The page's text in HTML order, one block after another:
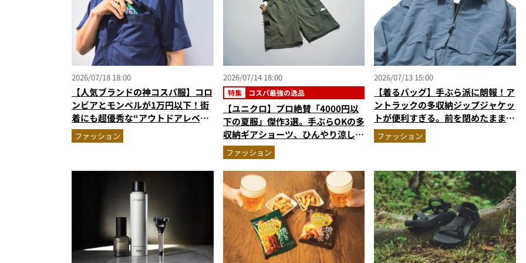
2026/07/18 18:00
【人気ブランドの神コスパ服】コロ
ンビアとモンベルが1万円以下！街
着にも超優秀な“アウトドアレベ
ル”の高機能ウエア2選を徹底解説
ファッション
2026/07/14 18:00
特集 コスパ最強の逸品
【ユニクロ】プロ絶賛「4000円以
下の夏服」傑作3選。手ぶらOKの多
収納ギアショーツ、ひんやり涼しい
パンツほか
ファッション
2026/07/13 15:00
【着るバッグ】手ぶら派に朗報！ア
ントラックの多収納ジップジャケッ
トが便利すぎる。前を閉めたまま荷
物が出せる進化したポケット配置
ファッション